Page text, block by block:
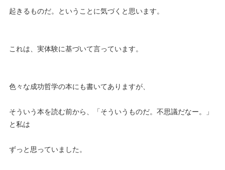
起きるものだ。ということに気づくと思います。
これは、実体験に基づいて言っています。
色々な成功哲学の本にも書いてありますが、
そういう本を読む前から、「そういうものだ。不思議だなー。」
と私は
ずっと思っていました。